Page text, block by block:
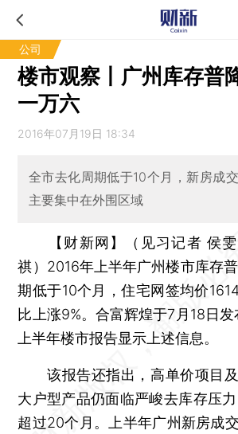
公司
楼市观察丨广州库存普
一万六
2016年07月19日 18:34
全市去化周期低于10个月，新房成
主要集中在外围区域
【财新网】（见习记者 侯
祺） 2016年上半年广州楼市库存
期低于10个月，住宅网签均价
比上涨9%。合富辉煌于7月18日
上半年楼市报告显示上述信息。
该报告还指出，高单价项目及
大户型产品仍面临严峻去库存压
超过20个月。上半年广州新房成